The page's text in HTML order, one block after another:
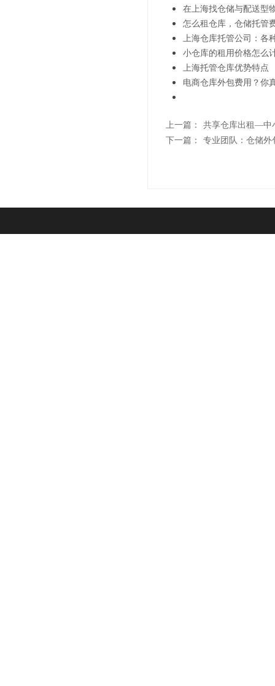
在上海找仓储与配送型
怎么租仓库，仓储托管
上海仓库托管公司：各
小仓库的租用价格怎么
上海托管仓库优势特点
电商仓库外包费用？你
上一篇：
共享仓库出租—中
下一篇：
专业团队：仓储外